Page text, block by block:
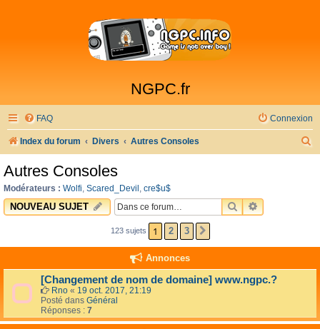
NGPC.fr
FAQ Connexion
Index du forum Divers Autres Consoles
h
Autres Consoles
Modérateurs : Wolfi, Scared_Devil , cre$u$
NOUVEAU SUJET RECHERCHER
RECHERCHE
123 sujets 1 2 3
Annonces
[Changement de nom de domaine] www.ngpc.?
Rno « 19 oct. 2017, 21:19
Posté dans Général
Réponses : 7